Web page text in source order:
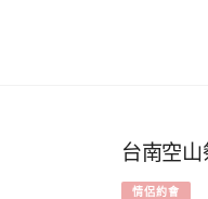
台南空
情侶約會